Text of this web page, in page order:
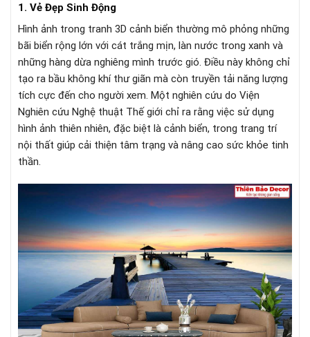
1. Vẻ Đẹp Sinh Động
Hình ảnh trong tranh 3D cảnh biển thường mô phỏng những
bãi biển rộng lớn với cát trắng mịn, làn nước trong xanh và
những hàng dừa nghiêng mình trước gió. Điều này không chỉ
tạo ra bầu không khí thư giãn mà còn truyền tải năng lượng
tích cực đến cho người xem. Một nghiên cứu do Viện
Nghiên cứu Nghệ thuật Thế giới chỉ ra rằng việc sử dụng
hình ảnh thiên nhiên, đặc biệt là cảnh biển, trong trang trí
nội thất giúp cải thiện tâm trạng và nâng cao sức khỏe tinh
thần.